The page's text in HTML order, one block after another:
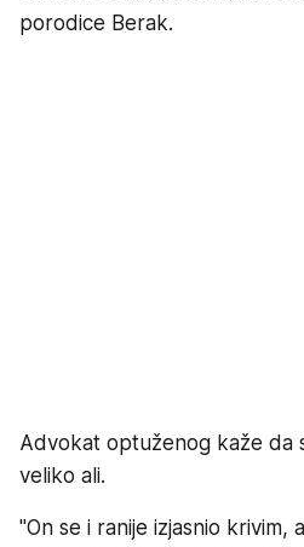
porodice Berak.
Advokat optuženog kaže da
veliko ali.
"On se i ranije izjasnio krivim,